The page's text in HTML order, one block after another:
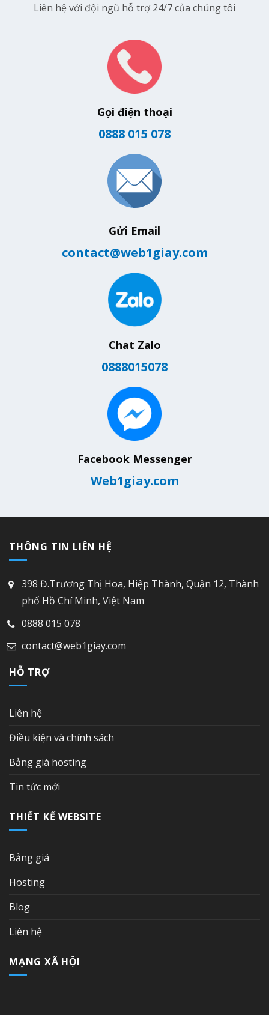
Liên hệ với đội ngũ hỗ trợ 24/7 của chúng tôi
Gọi điện thoại
0888 015 078
Gửi Email
contact@web1giay.com
Chat Zalo
0888015078
Facebook Messenger
Web1giay.com
THÔNG TIN LIÊN HỆ
398 Đ.Trương Thị Hoa, Hiệp Thành, Quận 12, Thành
phố Hồ Chí Minh, Việt Nam
0888 015 078
contact@web1giay.com
HỖ TRỢ
Liên hệ
Điều kiện và chính sách
Bảng giá hosting
Tin tức mới
THIẾT KẾ WEBSITE
Bảng giá
Hosting
Blog
Liên hệ
MẠNG XÃ HỘI